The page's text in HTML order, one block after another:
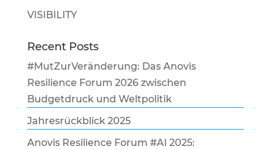
VISIBILITY
Recent Posts
#MutZurVeränderung: Das Anovis
Resilience Forum 2026 zwischen
Budgetdruck und Weltpolitik
Jahresrückblick 2025
Anovis Resilience Forum #AI 2025: